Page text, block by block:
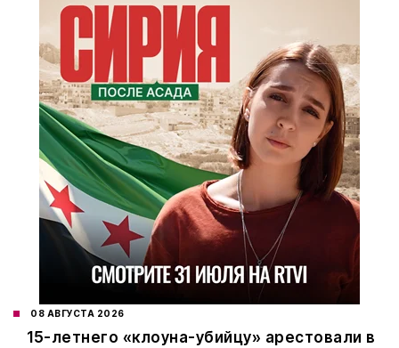
08 АВГУСТА 2026
15-летнего «клоуна-убийцу» арестовали в